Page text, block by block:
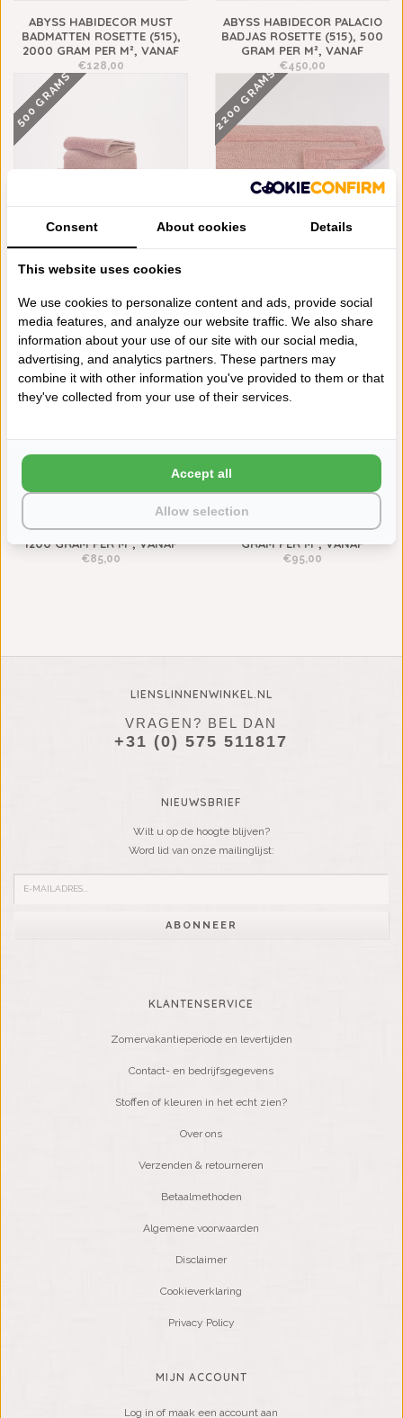
ABYSS HABIDECOR MUST
BADMATTEN ROSETTE (515),
2000 GRAM PER M², VANAF
€128,00
ABYSS HABIDECOR PALACIO
BADJAS ROSETTE (515), 500
GRAM PER M², VANAF
€450,00
500 GRAMS
ABYSS HABIDECOR TWILL
PER M², VANAF
2200 GRAMS
ROSETTE (515), 2200 GRAM
PER M², VANAF
€148,00
1200 GRAMS
ABYSS HABIDECOR DOUBLE
BADMATTEN ROSETTE (515),
1200 GRAM PER M², VANAF
€85,00
ABYSS HABIDECOR SLIPPERS
PALACIO ROSETTE (515), 500
GRAM PER M², VANAF
€95,00
LIENSLINNENWINKEL.NL
VRAGEN? BEL DAN
+31 (0) 575 511817
NIEUWSBRIEF
Wilt u op de hoogte blijven?
Word lid van onze mailinglijst:
ABONNEER
KLANTENSERVICE
Zomervakantieperiode en levertijden
Contact- en bedrijfsgegevens
Stoffen of kleuren in het echt zien?
Over ons
Verzenden & retourneren
Betaalmethoden
Algemene voorwaarden
Disclaimer
Cookieverklaring
Privacy Policy
MIJN ACCOUNT
Log in of maak een account aan
Consent About cookies Details
This website uses cookies
We use cookies to personalize content and ads, provide social
media features, and analyze our website traffic. We also share
information about your use of our site with our social media,
advertising, and analytics partners. These partners may
combine it with other information you've provided to them or that
they've collected from your use of their services.
Allow selection
Accept all